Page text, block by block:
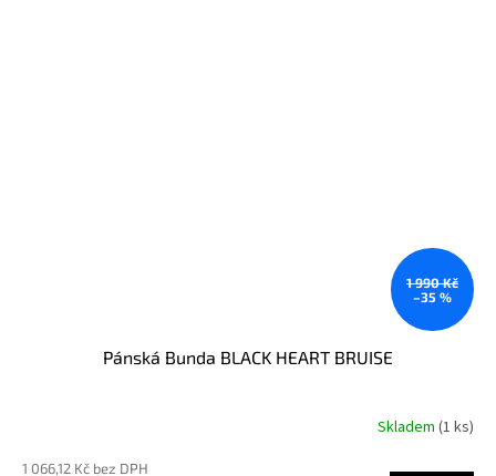
1 990 Kč
–35 %
Pánská Bunda BLACK HEART BRUISE
Skladem (1 ks)
1 066,12 Kč bez DPH